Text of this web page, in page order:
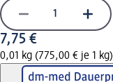
7,75 €
0,01 kg (775,00 € je 1 kg)